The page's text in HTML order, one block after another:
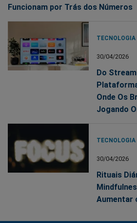
Funcionam por Trás dos Números
TECNOLOGIA
30/04/2026
Do
Onde Os
Jogando
TECNOLOGIA
30/04/2026
Rituais
Aumentar